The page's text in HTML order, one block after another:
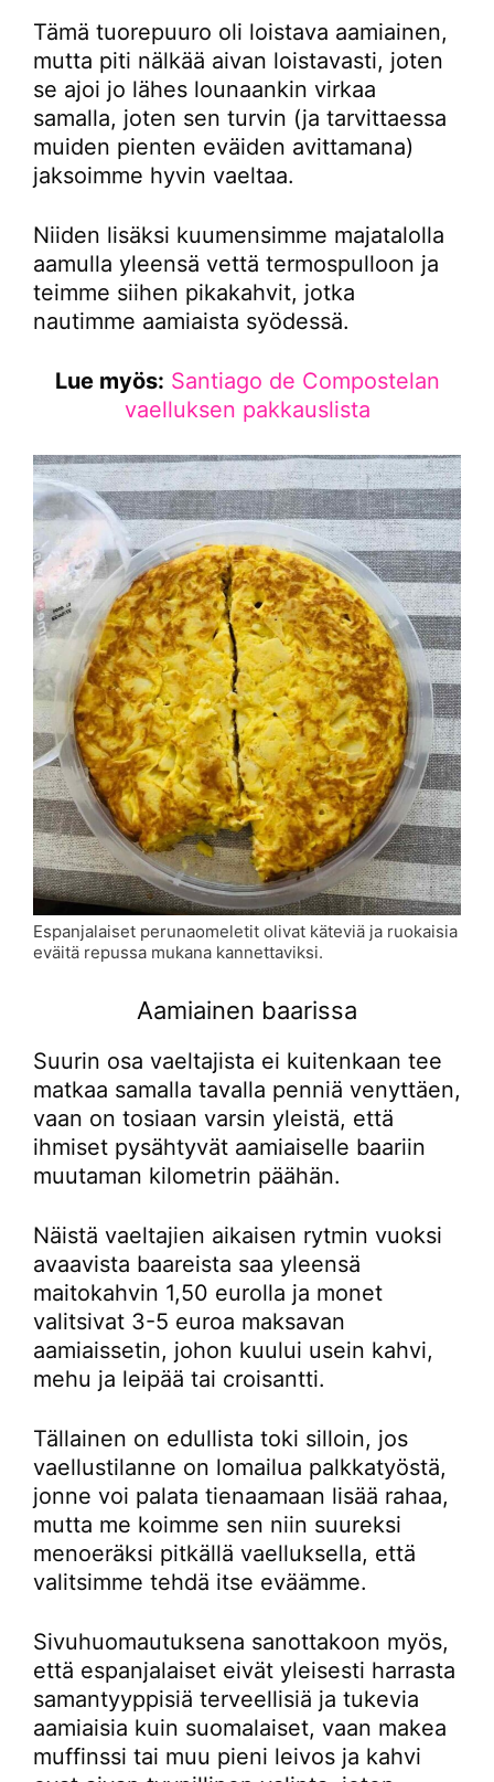
Tämä tuorepuuro oli loistava aamiainen,
mutta piti nälkää aivan loistavasti, joten
se ajoi jo lähes lounaankin virkaa
samalla, joten sen turvin (ja tarvittaessa
muiden pienten eväiden avittamana)
jaksoimme hyvin vaeltaa.
Niiden lisäksi kuumensimme majatalolla
aamulla yleensä vettä termospulloon ja
teimme siihen pikakahvit, jotka
nautimme aamiaista syödessä.
Lue myös: Santiago de Compostelan
vaelluksen pakkauslista
Espanjalaiset perunaomeletit olivat käteviä ja ruokaisia
eväitä repussa mukana kannettaviksi.
Aamiainen baarissa
Suurin osa vaeltajista ei kuitenkaan tee
matkaa samalla tavalla penniä venyttäen,
vaan on tosiaan varsin yleistä, että
ihmiset pysähtyvät aamiaiselle baariin
muutaman kilometrin päähän.
Näistä vaeltajien aikaisen rytmin vuoksi
avaavista baareista saa yleensä
maitokahvin 1,50 eurolla ja monet
valitsivat 3-5 euroa maksavan
aamiaissetin, johon kuului usein kahvi,
mehu ja leipää tai croisantti.
Tällainen on edullista toki silloin, jos
vaellustilanne on lomailua palkkatyöstä,
jonne voi palata tienaamaan lisää rahaa,
mutta me koimme sen niin suureksi
menoeräksi pitkällä vaelluksella, että
valitsimme tehdä itse eväämme.
Sivuhuomautuksena sanottakoon myös,
että espanjalaiset eivät yleisesti harrasta
samantyyppisiä terveellisiä ja tukevia
aamiaisia kuin suomalaiset, vaan makea
muffinssi tai muu pieni leivos ja kahvi